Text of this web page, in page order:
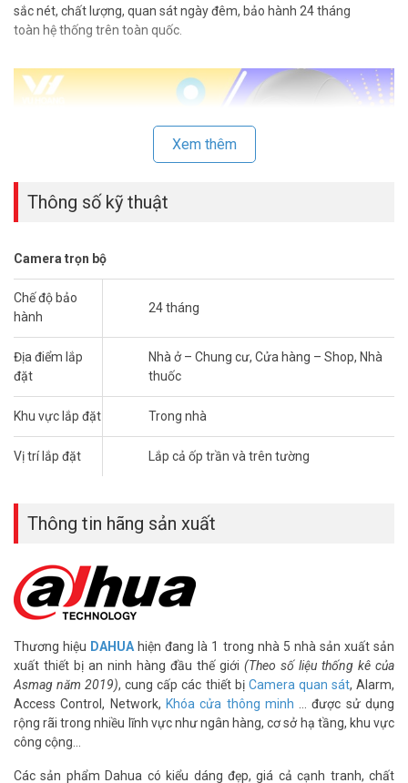
sắc nét, chất lượng, quan sát ngày đêm, bảo hành 24 tháng
toàn hệ thống trên toàn quốc.
Trọn bộ Camera Wifi không dây Dahua giá rẻ
cao hồng ngoại siêu sáng. Ghi hình bằng thẻ nhớ với hình ảnh sắc
và độ ổn định cao với chi phí Siêu Tiết Kiệm.
I. THÔNG TIN LẮP ĐẶT CAMERA WIFI DAHUA
DHI-A22P GIÁ RẺ (SILVER D42019-5)
– 01 Camera DHI-A22P: Sản phẩm thiết kế thân trụ; độ phân giải
2.0 megapixel. Cho tầm quan sát xa 10m, tích hợp míc và loa, đàm
– Khuyến mãi dây điện nguồn Cadivi: Số lượng 10m mét.
– Miễn phí công lắp đặt thiết bị, căn chỉnh góc theo yêu cầu.
– Miễn phí cài đặt xem qua mạng, cài đặt app Dahua xem camera
qua mạng trên điện thoại Smartphone
– Miễn phí hướng dẫn sử dụng và hướng dẫn bảo quản hệ thống 1
lần miễn phí.
Giá lắp đặt camera Wifi Dahua DHI-A22P trọn
gói + tặng thẻ nhớ chính hãng
Phí theo trọn gói Vũ
DHI-A22P + thẻ nhớ 32GB
Xem thêm
Thông số kỹ thuật
Camera trọn bộ
Chế độ bảo
hành
24 tháng
Địa điểm lắp
đặt
Nhà ở – Chung cư, Cửa hàng – Shop, Nhà
thuốc
Khu vực lắp đặt Trong nhà
Vị trí lắp đặt Lắp cả ốp trần và trên tường
Thông tin hãng sản xuất
Thương hiệu DAHUA hiện đang là 1 trong nhà 5 nhà sản xuất sản
xuất thiết bị an ninh hàng đầu thế giới (Theo số liệu thống kê của
Asmag năm 2019), cung cấp các thiết bị Camera quan sát, Alarm,
Access Control, Network, Khóa cửa thông minh … được sử dụng
rộng rãi trong nhiều lĩnh vực như ngân hàng, cơ sở hạ tầng, khu vực
công cộng…
Các sản phẩm Dahua có kiểu dáng đẹp, giá cả cạnh tranh, chất